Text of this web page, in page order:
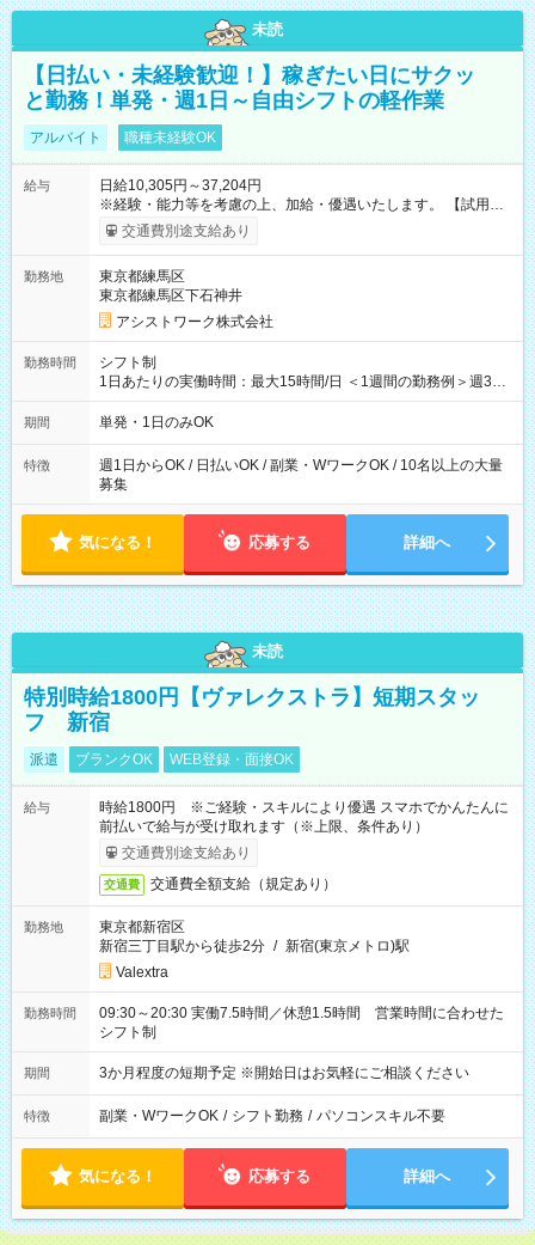
未読
【日払い・未経験歓迎！】稼ぎたい日にサクッ
と勤務！単発・週1日～自由シフトの軽作業
アルバイト 職種未経験OK
給与
日給10,305円～37,204円
※経験・能力等を考慮の上、加給・優遇いたします。 【試用期
間】試用期間なし
交通費別途支給あり
勤務地
東京都練馬区
東京都練馬区下石神井
アシストワーク株式会社
勤務時間
シフト制
1日あたりの実働時間：最大15時間/日 ＜1週間の勤務例＞週3回
勤務 勤務：月・水・金 休み：火・木・土・日 好きな時にお仕事
可能です！ ※1日あたりの最大実働時間は日勤、夜勤共に勤務し
期間 単発・1日のみOK
特徴
週1日からOK / 日払いOK / 副業・WワークOK / 10名以上の大量
募集
気になる！ 応募する 詳細へ
未読
特別時給1800円【ヴァレクストラ】短期スタッ
フ 新宿
派遣 ブランクOK WEB登録・面接OK
給与
時給1800円 ※ご経験・スキルにより優遇 スマホでかんたんに
前払いで給与が受け取れます（※上限、条件あり）
交通費別途支給あり
交通費 交通費全額支給（規定あり）
勤務地
東京都新宿区
新宿三丁目駅から徒歩2分 / 新宿(東京メトロ)駅
Valextra
勤務時間
09:30～20:30 実働7.5時間／休憩1.5時間 営業時間に合わせた
シフト制
期間 3か月程度の短期予定 ※開始日はお気軽にご相談ください
特徴 副業・WワークOK / シフト勤務 / パソコンスキル不要
気になる！ 応募する 詳細へ